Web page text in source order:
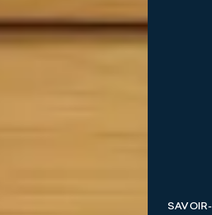
SAVOIR-